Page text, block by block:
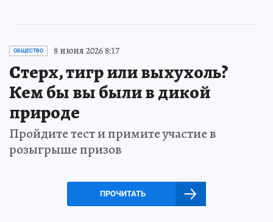
ОБЩЕСТВО 8 июня 2026 8:17
Стерх, тигр или выхухоль?
Кем бы вы были в дикой
природе
Пройдите тест и примите участие в
розыгрыше призов
ПРОЧИТАТЬ